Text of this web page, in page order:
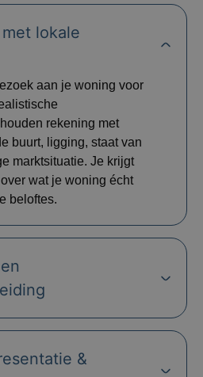
lokale
aan je woning voor
rekening met
buurt, ligging, staat van
marktsituatie. Je krijgt
wat je woning écht
beloftes.
&